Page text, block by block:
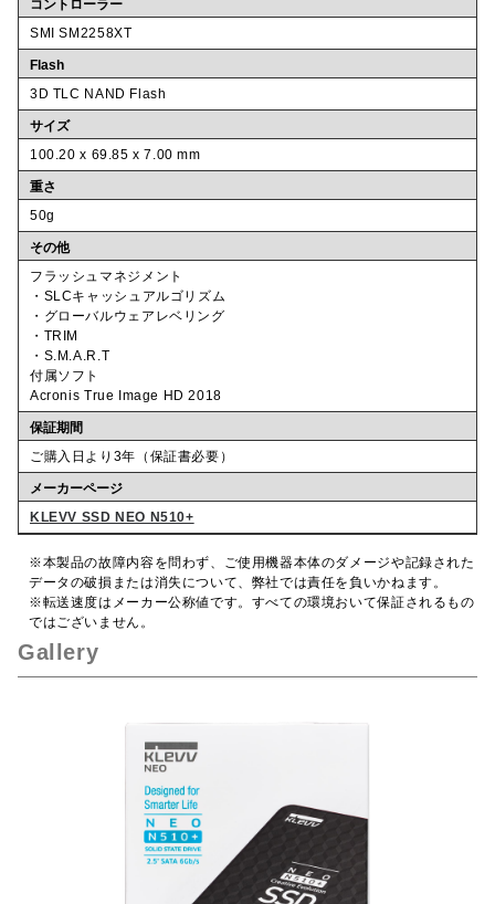
コントローラー
SMI SM2258XT
Flash
3D TLC NAND Flash
サイズ
100.20 x 69.85 x 7.00 mm
重さ
50g
その他
フラッシュマネジメント
・SLCキャッシュアルゴリズム
・グローバルウェアレベリング
・TRIM
・S.M.A.R.T
付属ソフト
Acronis True Image HD 2018
保証期間
ご購入日より3年（保証書必要）
メーカーページ
KLEVV SSD NEO N510+
※本製品の故障内容を問わず、ご使用機器本体のダメージや記録された
データの破損または消失について、弊社では責任を負いかねます。
※転送速度はメーカー公称値です。すべての環境おいて保証されるもの
ではございません。
Gallery